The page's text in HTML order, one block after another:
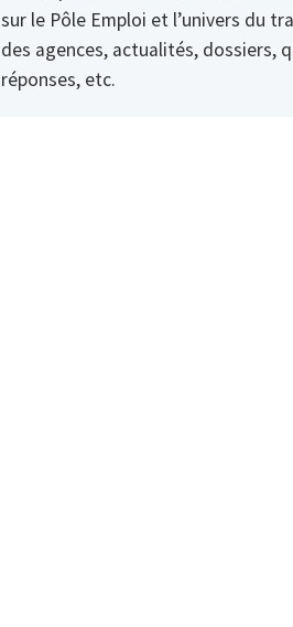
sur le Pôle Emploi et l’univers du
des agences, actualités, dossiers,
réponses, etc.